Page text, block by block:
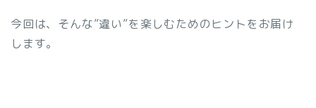
今回は、そんな”違い”を楽しむためのヒントをお届け
します。